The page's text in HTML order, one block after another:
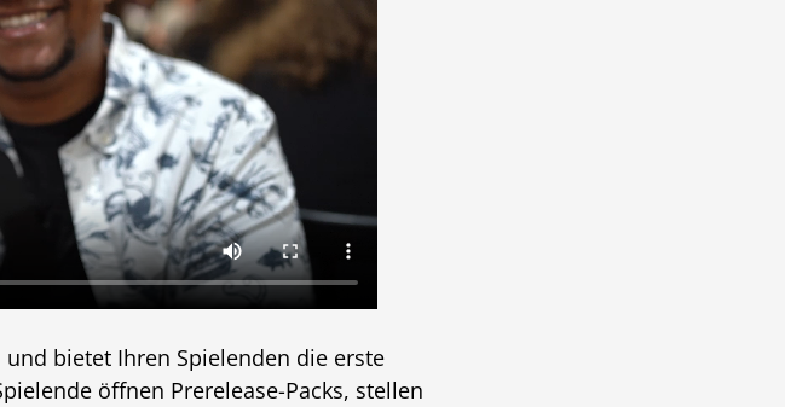
und bietet Ihren Spielenden die erste
öffnen Prerelease-Packs, stellen